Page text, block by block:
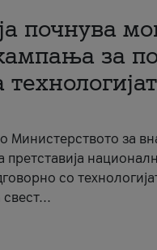
почнува
за
Министерството за
претставија
со